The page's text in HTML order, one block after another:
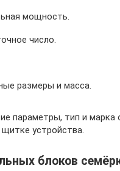
мощность.
число.
размеры и масса.
параметры, тип и марка
устройства.
блоков